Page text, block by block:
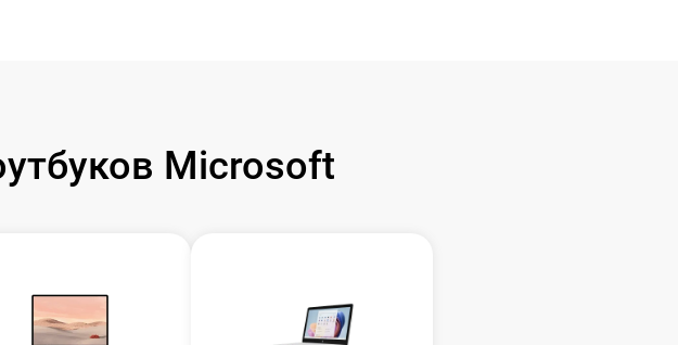
Microsoft